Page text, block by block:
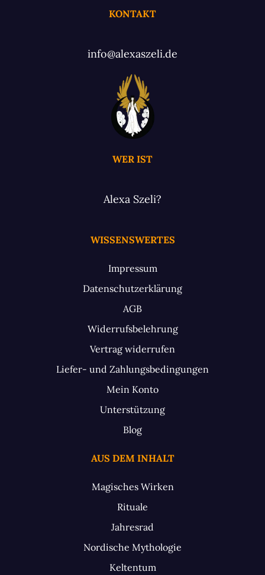
KONTAKT
info@alexaszeli.de
WER IST
Alexa Szeli?
WISSENSWERTES
Impressum
Datenschutzerklärung
AGB
Widerrufsbelehrung
Vertrag widerrufen
Liefer- und Zahlungsbedingungen
Mein Konto
Unterstützung
Blog
AUS DEM INHALT
Magisches Wirken
Rituale
Jahresrad
Nordische Mythologie
Keltentum